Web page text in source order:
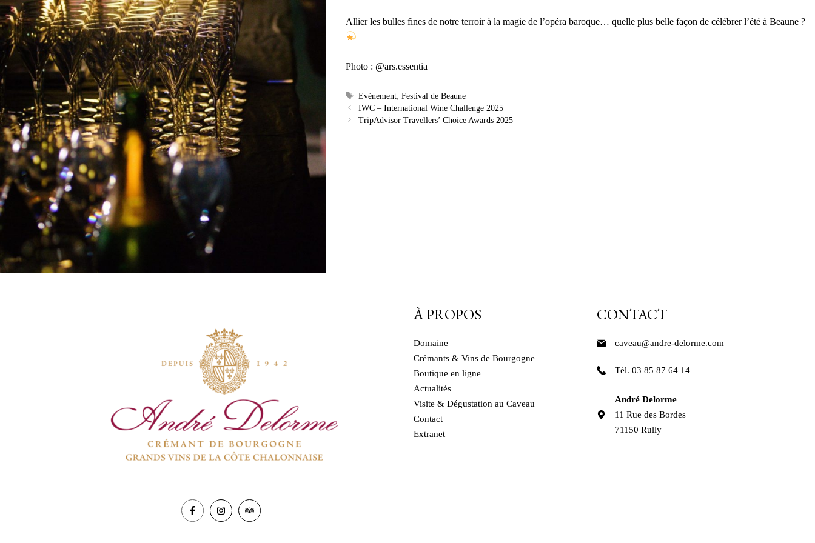
Allier les bulles fines de notre terroir à la magie de l’opéra baroque… quelle plus belle façon de célébrer l’été à Beaune ?
Photo : @ars.essentia
Étiquettes
Evénement ,Festival de Beaune
IWC – International Wine Challenge 2025
TripAdvisor Travellers’ Choice Awards 2025
À PROPOS
Domaine
Crémants & Vins de Bourgogne
Boutique en ligne
Actualités
Visite & Dégustation au Caveau
Contact
Extranet
CONTACT
caveau@andre-delorme.com
Tél. 03 85 87 64 14
André Delorme
11 Rue des Bordes
71150 Rully